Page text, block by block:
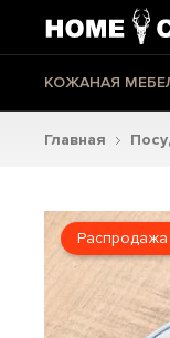
КОЖАНАЯ
Главная
Распродажа